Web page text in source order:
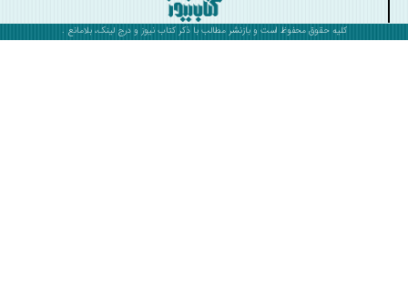
کلیه حقوق محفوظ است و بازنشر مطالب با ذکرکتاب نیوز و درج لینک، بلامانع .